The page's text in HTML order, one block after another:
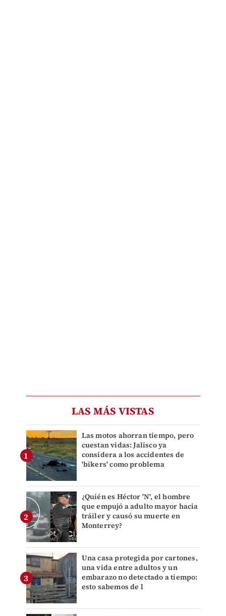
LAS MÁS VISTAS
Las motos ahorran tiempo, pero
cuestan vidas: Jalisco ya
considera a los accidentes de
'bikers' como problema
¿Quién es Héctor 'N', el hombre
que empujó a adulto mayor hacia
tráiler y causó su muerte en
Monterrey?
Una casa protegida por cartones,
una vida entre adultos y un
embarazo no detectado a tiempo:
esto sabemos de l